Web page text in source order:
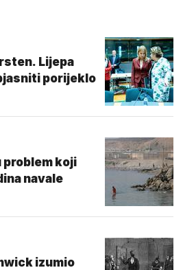
Lijepa
porijeklo
problem koji
navale
izumio